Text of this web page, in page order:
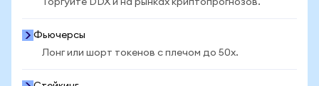
Торгуйте DDX и на рынках криптопрогнозов.
Фьючерсы
Лонг или шорт токенов с плечом до 50x.